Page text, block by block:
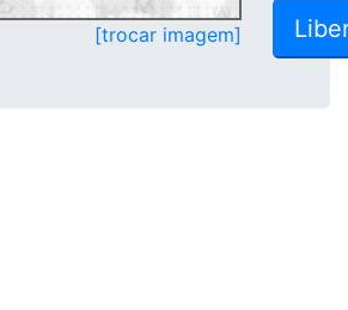
[trocar imagem]